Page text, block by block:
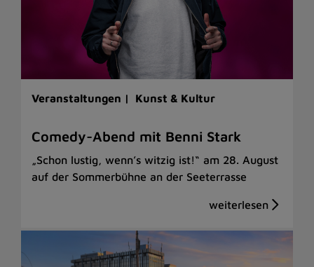
Veranstaltungen | Kunst & Kultur
Comedy-Abend mit Benni Stark
„Schon lustig, wenn’s witzig ist!“ am 28. August
auf der Sommerbühne an der Seeterrasse